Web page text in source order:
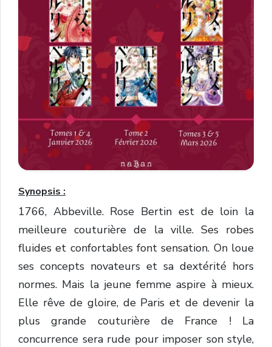
Synopsis :
1766, Abbeville. Rose Bertin est de loin la
meilleure couturière de la ville. Ses robes
fluides et confortables font sensation. On loue
ses concepts novateurs et sa dextérité hors
normes. Mais la jeune femme aspire à mieux.
Elle rêve de gloire, de Paris et de devenir la
plus grande couturière de France ! La
concurrence sera rude pour imposer son style,